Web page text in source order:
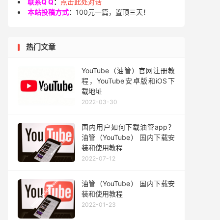
联系Q Q：
点击此处对话
本站投稿方式： 100元一篇，置顶三天！
热门文章
YouTube（油管）官网注册教
程，YouTube安卓版和iOS下
载地址
2022-03-30
国内用户如何下载油管app？
油管（YouTube） 国内下载安
装和使用教程
2022-07-12
油管（YouTube） 国内下载安
装和使用教程
2022-01-23